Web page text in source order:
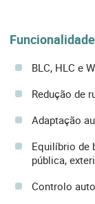
BLC, HLC e
Redução de
Adaptação
Equilíbrio de
pública,
Controlo